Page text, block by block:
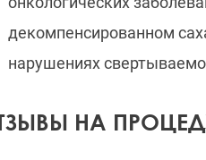
декомпенсированном
нарушениях
НА